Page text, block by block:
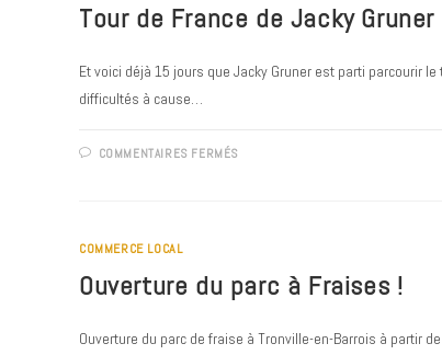
Tour de France de Jacky
Et voici déjà 15 jours que Jacky Gruner est parti parcourir
difficultés à cause…
COMMENTAIRES FERMÉS
JOURS
DÉJÀ
COMMERCE LOCAL
Ouverture du parc à Fraises !
Ouverture du parc de fraise à Tronville-en-Barrois à partir